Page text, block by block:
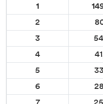
1
2
3
4
5
6